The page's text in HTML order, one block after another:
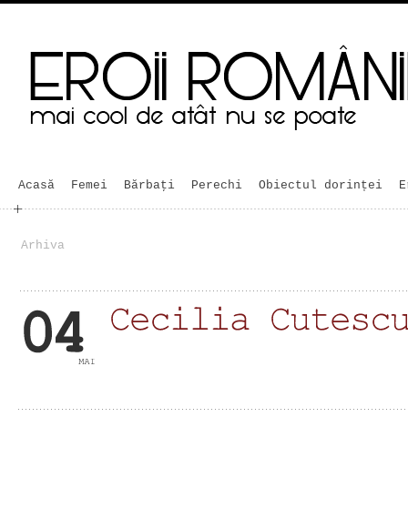
Acasă Femei Bărbaţi Perechi Obiectul dorinței
Arhiva